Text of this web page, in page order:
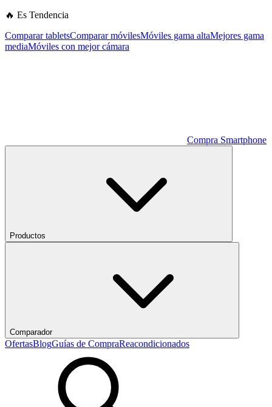
🔥 Es Tendencia
Comparar tabletsComparar móvilesMóviles gama altaMejores gama
mediaMóviles con mejor cámara
Compra Smartphone
Productos
Comparador
OfertasBlogGuías de CompraReacondicionados